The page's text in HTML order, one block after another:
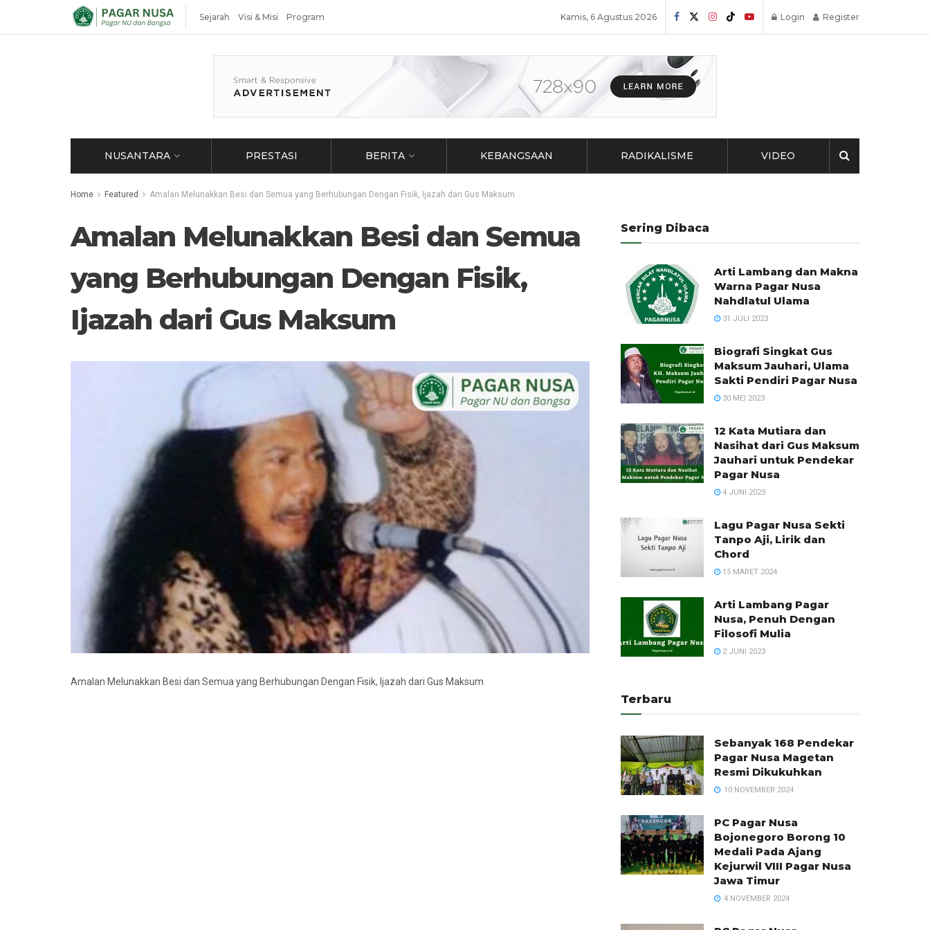
Sejarah Visi & Misi Program Kamis, 6 Agustus 2026 Login Register
NUSANTARA PRESTASI BERITA KEBANGSAAN RADIKALISME VIDEO
Home Featured Amalan Melunakkan Besi dan Semua yang Berhubungan Dengan Fisik, Ijazah dari Gus Maksum
Amalan Melunakkan Besi dan Semua
yang Berhubungan Dengan Fisik,
Ijazah dari Gus Maksum
Amalan Melunakkan Besi dan Semua yang Berhubungan Dengan Fisik, Ijazah dari Gus Maksum
Sering Dibaca
Arti Lambang dan Makna
Warna Pagar Nusa
Nahdlatul Ulama
31 JULI 2023
Biografi Singkat Gus
Maksum Jauhari, Ulama
Sakti Pendiri Pagar Nusa
30 MEI 2023
12 Kata Mutiara dan
Nasihat dari Gus Maksum
Jauhari untuk Pendekar
Pagar Nusa
4 JUNI 2023
Lagu Pagar Nusa Sekti
Tanpo Aji, Lirik dan
Chord
15 MARET 2024
Arti Lambang Pagar
Nusa, Penuh Dengan
Filosofi Mulia
2 JUNI 2023
Terbaru
Sebanyak 168 Pendekar
Pagar Nusa Magetan
Resmi Dikukuhkan
10 NOVEMBER 2024
PC Pagar Nusa
Bojonegoro Borong 10
Medali Pada Ajang
Kejurwil VIII Pagar Nusa
Jawa Timur
4 NOVEMBER 2024